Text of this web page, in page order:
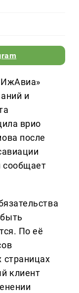
и
врио
после
По её
страницах
клиент